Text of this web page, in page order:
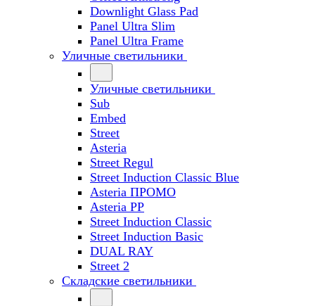
Downlight Glass Pad
Panel Ultra Slim
Panel Ultra Frame
Уличные светильники
Уличные светильники
Sub
Embed
Street
Asteria
Street Regul
Street Induction Classic Blue
Asteria ПРОМО
Asteria PP
Street Induction Classic
Street Induction Basic
DUAL RAY
Street 2
Складские светильники